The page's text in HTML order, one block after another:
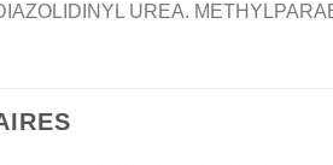
UREA.